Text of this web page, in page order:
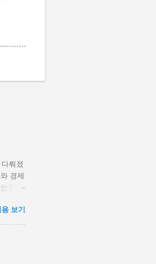
뤄졌
경제
정성
가한
반정
예가
공정
보기